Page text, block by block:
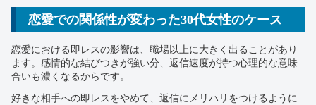
恋愛での関係性が変わった30代女性のケース
恋愛における即レスの影響は、職場以上に大きく出ることがあり
ます。感情的な結びつきが強い分、返信速度が持つ心理的な意味
合いも濃くなるからです。
好きな相手への即レスをやめて、返信にメリハリをつけるように